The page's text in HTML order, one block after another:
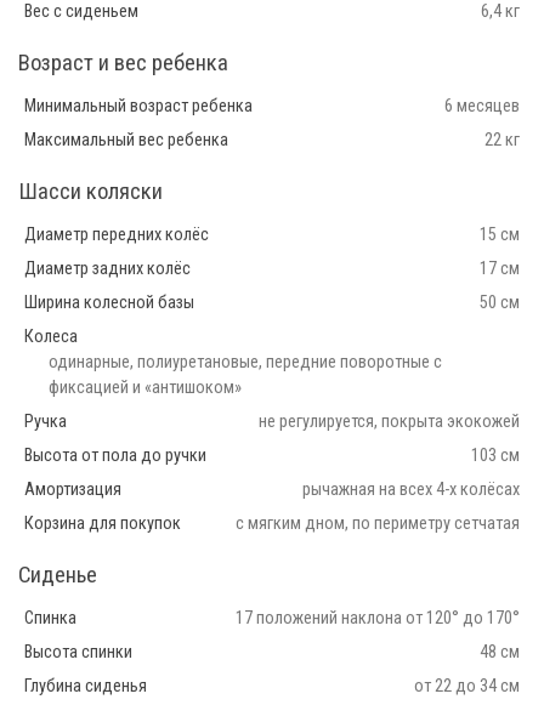
Вес с сиденьем
6,4 кг
Возраст и вес ребенка
Минимальный возраст ребенка
6 месяцев
Максимальный вес ребенка
22 кг
Шасси коляски
Диаметр передних колёс
15 см
Диаметр задних колёс
17 см
Ширина колесной базы
50 см
Колеса
одинарные, полиуретановые, передние поворотные с
фиксацией и «антишоком»
Ручка
не регулируется, покрыта экокожей
Высота от пола до ручки
103 см
Амортизация
рычажная на всех 4-х колёсах
Корзина для покупок
с мягким дном, по периметру сетчатая
Сиденье
Спинка
17 положений наклона от 120° до 170°
Высота спинки
48 см
Глубина сиденья
от 22 до 34 см